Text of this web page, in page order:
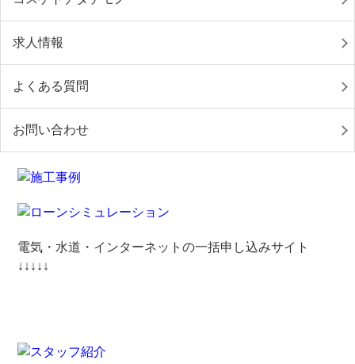
求人情報
よくある質問
お問い合わせ
電気・水道・インターネットの一括申し込みサイト
↓↓↓↓↓